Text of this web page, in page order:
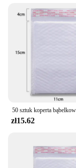
colors and
Usage and
cards, and
Performance
proof, ensuring
Parts and
Features:
|Конверт
**Versatile
versatile and
needs.
these
zł15.62